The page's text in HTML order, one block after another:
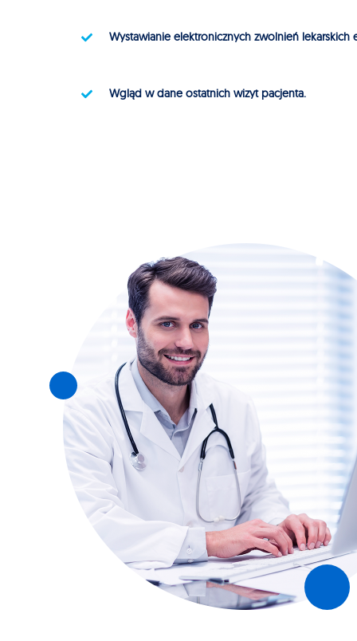
Wystawianie elektronicznych zwolnień lekarskich
Wgląd w dane ostatnich wizyt pacjenta.